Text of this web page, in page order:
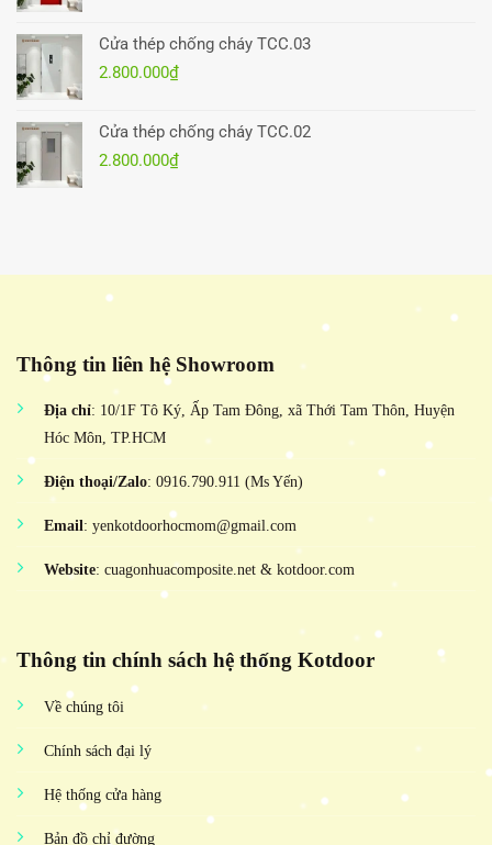
Cửa thép chống cháy TCC.03
2.800.000₫
Cửa thép chống cháy TCC.02
2.800.000₫
Thông tin liên hệ Showroom
Địa chỉ: 10/1F Tô Ký, Ấp Tam Đông, xã Thới Tam Thôn, Huyện
Hóc Môn, TP.HCM
Điện thoại/Zalo: 0916.790.911 (Ms Yến)
Email: yenkotdoorhocmom@gmail.com
Website: cuagonhuacomposite.net & kotdoor.com
Thông tin chính sách hệ thống Kotdoor
Về chúng tôi
Chính sách đại lý
Hệ thống cửa hàng
Bản đồ chỉ đường